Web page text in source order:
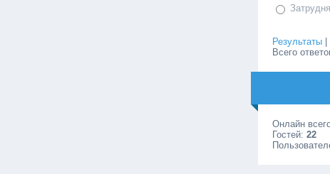
Результаты |
Всего
Онлайн
Гостей:22